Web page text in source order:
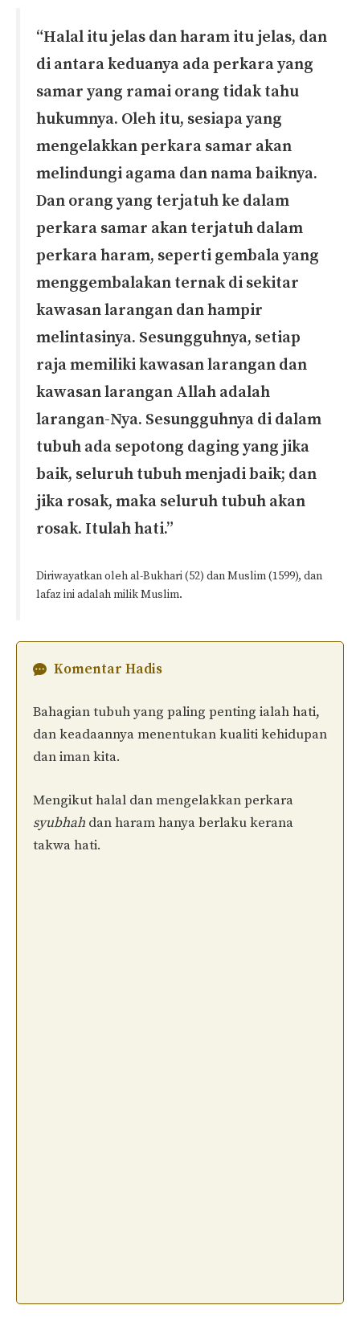
“Halal itu jelas dan haram itu jelas, dan
di antara keduanya ada perkara yang
samar yang ramai orang tidak tahu
hukumnya. Oleh itu, sesiapa yang
mengelakkan perkara samar akan
melindungi agama dan nama baiknya.
Dan orang yang terjatuh ke dalam
perkara samar akan terjatuh dalam
perkara haram, seperti gembala yang
menggembalakan ternak di sekitar
kawasan larangan dan hampir
melintasinya. Sesungguhnya, setiap
raja memiliki kawasan larangan dan
kawasan larangan Allah adalah
larangan-Nya. Sesungguhnya di dalam
tubuh ada sepotong daging yang jika
baik, seluruh tubuh menjadi baik; dan
jika rosak, maka seluruh tubuh akan
rosak. Itulah hati.”
Diriwayatkan oleh al-Bukhari (52) dan Muslim (1599), dan
lafaz ini adalah milik Muslim.
Komentar Hadis
Bahagian tubuh yang paling penting ialah hati,
dan keadaannya menentukan kualiti kehidupan
dan iman kita.
Mengikut halal dan mengelakkan perkara
syubhah dan haram hanya berlaku kerana
takwa hati.